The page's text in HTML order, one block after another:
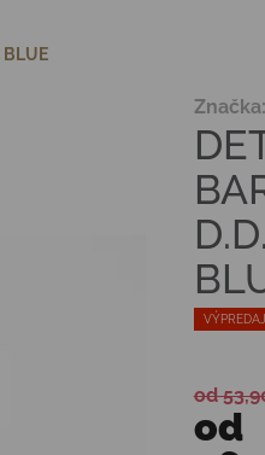
BLUE
VÝPREDAJ
Značka:
od
od